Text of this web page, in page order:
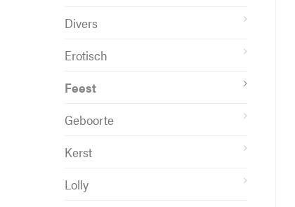
Divers
Erotisch
Feest
Geboorte
Kerst
Lolly